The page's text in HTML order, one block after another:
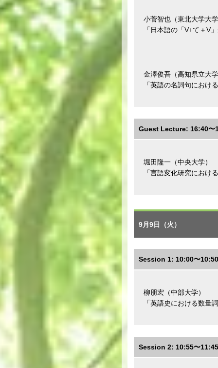
小菅智也（東北大学大
「日本語の「V+て＋V
金澤俊吾（高知県立大
「英語の名詞句におけ
Guest Lecture: 16:40〜
堀田隆一（中央大学）
「言語変化研究におけ
9月9日（火）
Session 1: 10:00〜10:50
柳朋宏（中部大学）
「英語史における数量
Session 2: 10:55〜11:45